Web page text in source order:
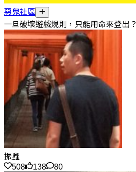
惡鬼社區
一旦破壞遊戲規則，只能用命來登出？
振鑫
508
138 80